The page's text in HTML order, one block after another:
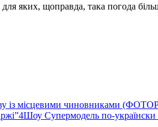
яких, щоправда, така погода
із місцевими чиновниками
4Шоу Супермодель по-